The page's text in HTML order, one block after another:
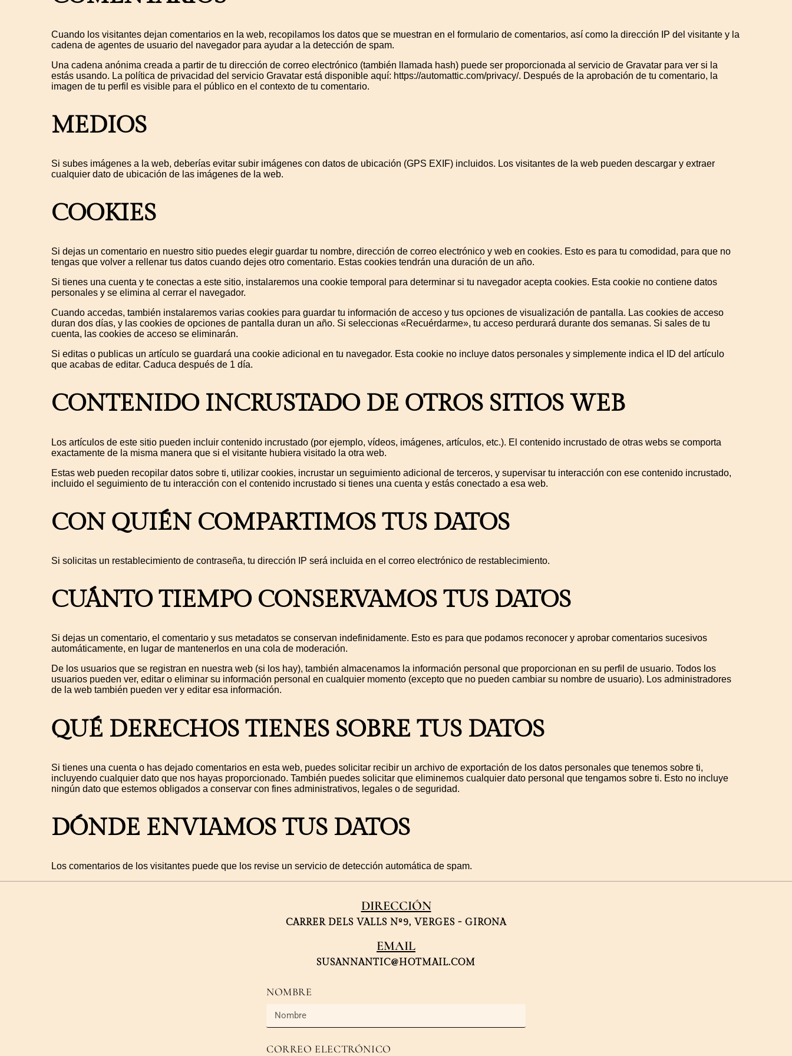
Cuando los visitantes dejan comentarios en la web, recopilamos los datos que se muestran en el formulario de comentarios, así como la dirección IP del visitante y la
cadena de agentes de usuario del navegador para ayudar a la detección de spam.
Una cadena anónima creada a partir de tu dirección de correo electrónico (también llamada hash) puede ser proporcionada al servicio de Gravatar para ver si la
estás usando. La política de privacidad del servicio Gravatar está disponible aquí: https://automattic.com/privacy/. Después de la aprobación de tu comentario, la
imagen de tu perfil es visible para el público en el contexto de tu comentario.
MEDIOS
Si subes imágenes a la web, deberías evitar subir imágenes con datos de ubicación (GPS EXIF) incluidos. Los visitantes de la web pueden descargar y extraer
cualquier dato de ubicación de las imágenes de la web.
COOKIES
Si dejas un comentario en nuestro sitio puedes elegir guardar tu nombre, dirección de correo electrónico y web en cookies. Esto es para tu comodidad, para que no
tengas que volver a rellenar tus datos cuando dejes otro comentario. Estas cookies tendrán una duración de un año.
Si tienes una cuenta y te conectas a este sitio, instalaremos una cookie temporal para determinar si tu navegador acepta cookies. Esta cookie no contiene datos
personales y se elimina al cerrar el navegador.
Cuando accedas, también instalaremos varias cookies para guardar tu información de acceso y tus opciones de visualización de pantalla. Las cookies de acceso
duran dos días, y las cookies de opciones de pantalla duran un año. Si seleccionas «Recuérdarme», tu acceso perdurará durante dos semanas. Si sales de tu
cuenta, las cookies de acceso se eliminarán.
Si editas o publicas un artículo se guardará una cookie adicional en tu navegador. Esta cookie no incluye datos personales y simplemente indica el ID del artículo
que acabas de editar. Caduca después de 1 día.
CONTENIDO INCRUSTADO DE OTROS SITIOS WEB
Los artículos de este sitio pueden incluir contenido incrustado (por ejemplo, vídeos, imágenes, artículos, etc.). El contenido incrustado de otras webs se comporta
exactamente de la misma manera que si el visitante hubiera visitado la otra web.
Estas web pueden recopilar datos sobre ti, utilizar cookies, incrustar un seguimiento adicional de terceros, y supervisar tu interacción con ese contenido incrustado,
incluido el seguimiento de tu interacción con el contenido incrustado si tienes una cuenta y estás conectado a esa web.
CON QUIÉN COMPARTIMOS TUS DATOS
Si solicitas un restablecimiento de contraseña, tu dirección IP será incluida en el correo electrónico de restablecimiento.
CUÁNTO TIEMPO CONSERVAMOS TUS DATOS
Si dejas un comentario, el comentario y sus metadatos se conservan indefinidamente. Esto es para que podamos reconocer y aprobar comentarios sucesivos
automáticamente, en lugar de mantenerlos en una cola de moderación.
De los usuarios que se registran en nuestra web (si los hay), también almacenamos la información personal que proporcionan en su perfil de usuario. Todos los
usuarios pueden ver, editar o eliminar su información personal en cualquier momento (excepto que no pueden cambiar su nombre de usuario). Los administradores
de la web también pueden ver y editar esa información.
QUÉ DERECHOS TIENES SOBRE TUS DATOS
Si tienes una cuenta o has dejado comentarios en esta web, puedes solicitar recibir un archivo de exportación de los datos personales que tenemos sobre ti,
incluyendo cualquier dato que nos hayas proporcionado. También puedes solicitar que eliminemos cualquier dato personal que tengamos sobre ti. Esto no incluye
ningún dato que estemos obligados a conservar con fines administrativos, legales o de seguridad.
DÓNDE ENVIAMOS TUS DATOS
Los comentarios de los visitantes puede que los revise un servicio de detección automática de spam.
DIRECCIÓN
CARRER DELS VALLS Nº9, VERGES - GIRONA
EMAIL
SUSANNANTIC@HOTMAIL.COM
NOMBRE
CORREO ELECTRÓNICO